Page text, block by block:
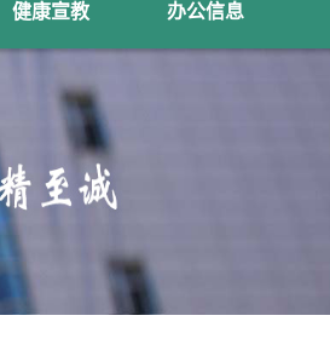
健康宣教 办公信息